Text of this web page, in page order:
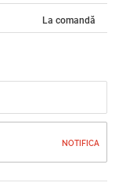
La comandă
NOTIFICA